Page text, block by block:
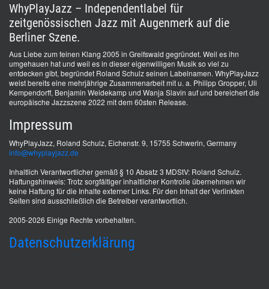
WhyPlayJazz – Independentlabel für
zeitgenössischen Jazz mit Augenmerk auf die
Berliner Szene.
Aus Liebe zum feinen Klang 2005 in Greifswald gegründet. Weil es ihn
umgehauen hat und weil es in dieser eigenwilligen Musik so viel zu
entdecken gibt, begründet Roland Schulz seinen Labelnamen. WhyPlayJazz
weist bereits eine mehrjährige Zusammenarbeit mit u. a. Philipp Gropper, Uli
Kempendorff, Benjamin Weidekamp und Wanja Slavin auf und bereichert die
europäische Jazzszene 2022 mit dem 60sten Release.
Impressum
WhyPlayJazz, Roland Schulz, Eichenstr. 9, 15755 Schwerin, Germany
info@whyplayjazz.de
Inhaltlich Verantwortlicher gemäß § 10 Absatz 3 MDStV: Roland Schulz.
Haftungshinweis: Trotz sorgfältiger inhaltlicher Kontrolle übernehmen wir
keine Haftung für die Inhalte externer Links. Für den Inhalt der Verlinkten
Seiten sind ausschließlich die Betreiber verantwortlich.
2005-2026 Einige Rechte vorbehalten.
Datenschutzerklärung